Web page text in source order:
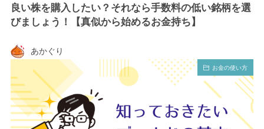
良い株を購入したい？それなら手数料の低い銘柄を選
びましょう！【真似から始めるお金持ち】
あかぐり
お金の使い方